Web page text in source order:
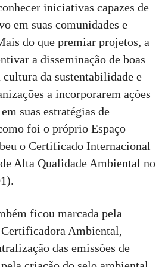
iniciativas capazes de
em suas comunidades e
do que premiar projetos, a
a disseminação de boas
da sustentabilidade e
a incorporarem ações
suas estratégias de
foi o próprio Espaço
o Certificado Internacional
Alta Qualidade Ambiental no
ficou marcada pela
Ambiental,
das emissões de